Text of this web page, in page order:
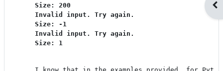
Size: 200
Invalid input. Try again.
Size: -1
Invalid input. Try again.
Size: 1